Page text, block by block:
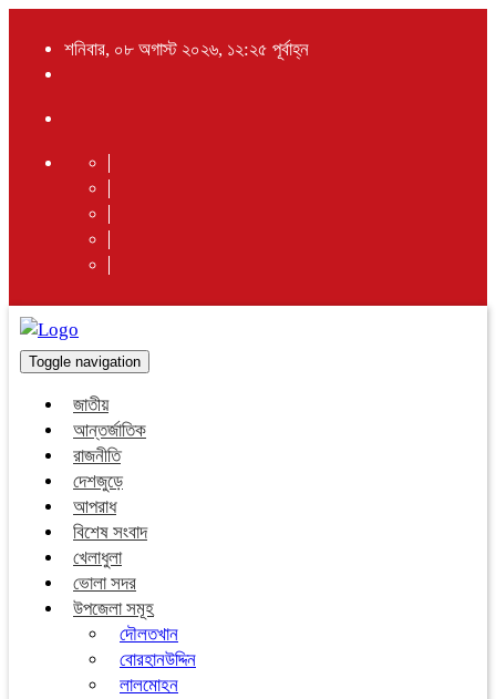
শনিবার, ০৮ অগাস্ট ২০২৬, ১২:২৫ পূর্বাহ্ন
Toggle navigation
জাতীয়
আন্তর্জাতিক
রাজনীতি
দেশজুড়ে
আপরাধ
বিশেষ সংবাদ
খেলাধুলা
ভোলা সদর
উপজেলা সমূহ
দৌলতখান
বোরহানউদ্দিন
লালমোহন